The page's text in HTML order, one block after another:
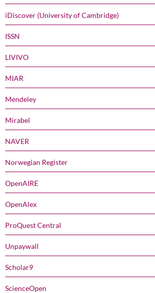
iDiscover (University of Cambridge)
ISSN
LIVIVO
MIAR
Mendeley
Mirabel
NAVER
Norwegian Register
OpenAIRE
OpenAlex
ProQuest Central
Unpaywall
Scholar9
ScienceOpen